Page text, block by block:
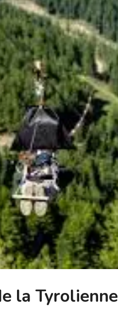
la Tyrolienne